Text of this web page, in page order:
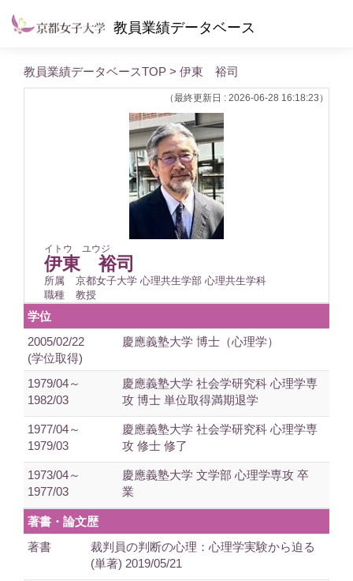
教員業績データベース
教員業績データベースTOP > 伊東 裕司
（最終更新日 : 2026-06-28 16:18:23）
イトウ ユウジ
伊東 裕司
所属
京都女子大学 心理共生学部 心理共生学科
職種
教授
学位
2005/02/22
(学位取得)
慶應義塾大学 博士（心理学）
1979/04～
1982/03
慶應義塾大学 社会学研究科 心理学専
攻 博士 単位取得満期退学
1977/04～
1979/03
慶應義塾大学 社会学研究科 心理学専
攻 修士 修了
1973/04～
1977/03
慶應義塾大学 文学部 心理学専攻 卒
業
著書・論文歴
著書
裁判員の判断の心理：心理学実験から迫る
(単著) 2019/05/21